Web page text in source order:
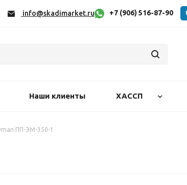
info@skadimarket.ru +7 (906) 516-87-90
Наши клиенты ХАССП
ПП-ЭМ-350-1